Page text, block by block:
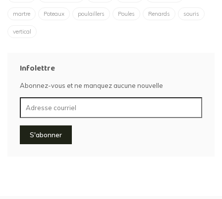
martre Poteaux poulaillers Poules Renards souris
vertical
Infolettre
Abonnez-vous et ne manquez aucune nouvelle
S'abonner